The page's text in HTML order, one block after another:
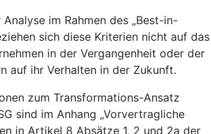
im Rahmen des „Best-in-
sich diese Kriterien nicht auf das
in der Vergangenheit oder der
auf ihr Verhalten in der Zukunft.
zum Transformations-Ansatz
sind im Anhang „Vorvertragliche
in Artikel 8 Absätze 1, 2 und 2a der